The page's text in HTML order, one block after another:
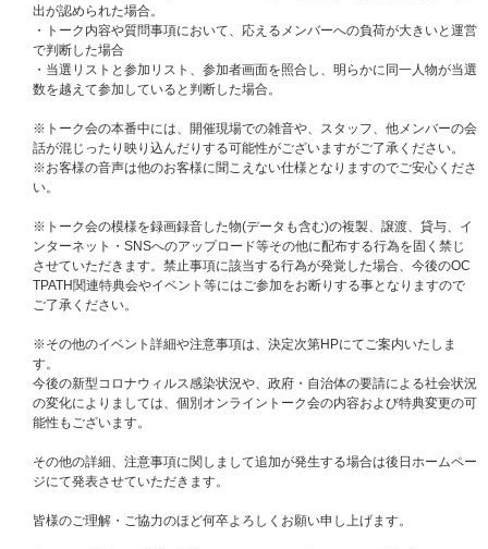
証を実施させていただく場合がございます｡
■ニックネーム編集のやり方：
※Meet Passアプリ の会員登録には顔写真の登録が必須となります｡ご参加
される方と､会員登録時のお写真のお顔が異なると運営スタッフが判断した
※一部通信キャリアにてネット回線速度が不安定な状況を確認しておりま
す｡
本イベントではご参加前にかならず｢速度チェック｣をお客様自身で実施して
からご参加ください｡
が必要となります｡
■速度チェッカー：https://fast.com/ja/
※ネット回線が安定しない場合､比較的パケットの軽い音声のみが繋がり､映
像が映らない場合がございます｡
※通信の速度チェックはあくまでも予防となります｡実際にイベント時にお
客様のネットの電波や通信状況や環境によってビデオ通話の品質は左右され
ます｡
トラブルが発生した場合に､お客様側の理由であると運営スタッフが判断し
た場合はいかなる場合でもお振替や返金の対応はいたしかねます｡
けます。（PCではご参加いただけません）
なお､一部の機種は対応していない場合がございます。予めご了承くださ
※タブレット端末でもご参加は可能ですが一部の端末でご利用いただけない
出が認められた場合。
・トーク内容や質問事項において、応えるメンバーへの負荷が大きいと運営
で判断した場合
・当選リストと参加リスト、参加者画面を照合し、明らかに同一人物が当選
数を越えて参加していると判断した場合。
※トーク会の本番中には、開催現場での雑音や、スタッフ、他メンバーの会
話が混じったり映り込んだりする可能性がございますがご了承ください。
※お客様の音声は他のお客様に聞こえない仕様となりますのでご安心くださ
い。
※トーク会の模様を録画録音した物(データも含む)の複製、譲渡、貸与、イ
ンターネット・SNSへのアップロード等その他に配布する行為を固く禁じ
させていただきます。禁止事項に該当する行為が発覚した場合、今後のOC
TPATH関連特典会やイベント等にはご参加をお断りする事となりますので
ご了承ください。
※その他のイベント詳細や注意事項は、決定次第HPにてご案内いたしま
す。
今後の新型コロナウィルス感染状況や、政府・自治体の要請による社会状況
の変化によりましては、個別オンライントーク会の内容および特典変更の可
能性もございます。
その他の詳細、注意事項に関しまして追加が発生する場合は後日ホームペー
ジにて発表させていただきます。
皆様のご理解・ご協力のほど何卒よろしくお願い申し上げます。